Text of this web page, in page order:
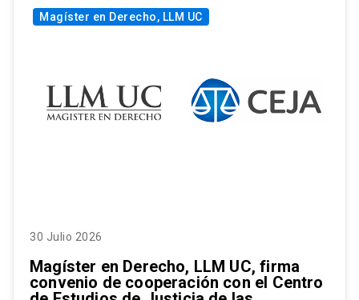
Magíster en Derecho, LLM UC
30 Julio 2026
Magíster en Derecho, LLM UC, firma
convenio de cooperación con el Centro